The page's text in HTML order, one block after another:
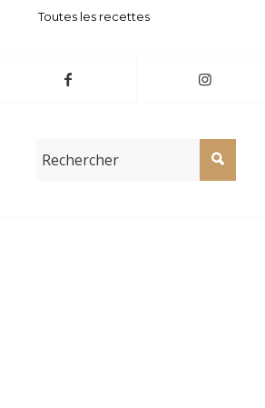
Toutes les recettes